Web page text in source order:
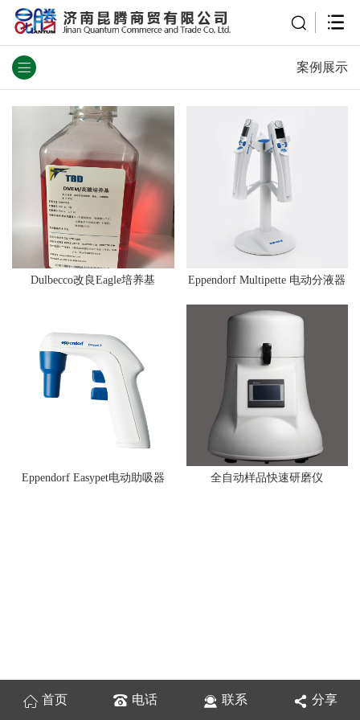
案例展示
Dulbecco改良Eagle培养基 Eppendorf Multipette 电动分液器
Eppendorf Easypet电动助吸器 全自动样品快速研磨仪
首页 电话 联系 分享